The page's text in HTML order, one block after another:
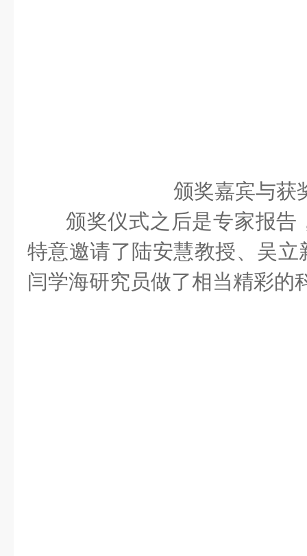
颁奖嘉宾与获
颁奖仪式之后是专家报告
特意邀请了陆安慧教授、吴
闫学海研究员做了相当精彩的